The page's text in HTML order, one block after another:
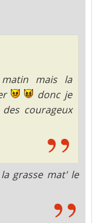
mais la
donc je
courageux
grasse mat' le